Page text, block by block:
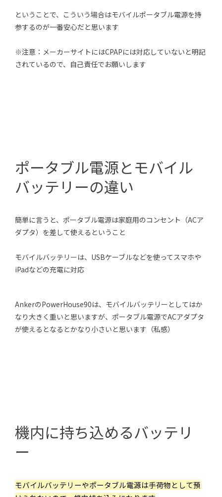
ということで、こういう場合はモバイルポータブル電源を持
参するのが一番安心だと思います
※注意：メーカーサイトにはCPAPには対応していないと明記
されているので、自己責任でお願いします
ポータブル電源とモバイル
バッテリーの違い
簡単に言うと、ポータブル電源は家庭用のコンセント（ACア
ダプタ）を差して使えるということ
モバイルバッテリーは、USBケーブルなどを使ってスマホや
iPadなどの充電に対応
AnkerのPowerHouse90は、モバイルバッテリーとしてはか
なり大きく重いと思いますが、ポータブル電源でACアダプタ
が使えるとなるとかなり小さいと思います（私感）
機内に持ち込めるバッテリ
ー
モバイルバッテリーやポータブル電源は手荷物として預